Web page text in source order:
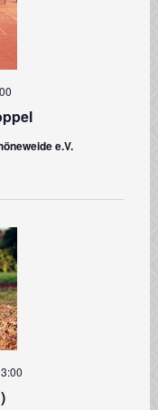
e.V.